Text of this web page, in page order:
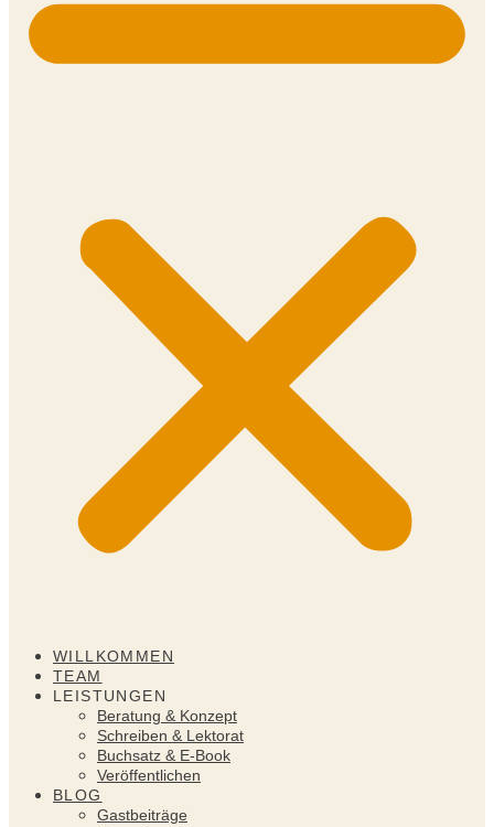
WILLKOMMEN
TEAM
LEISTUNGEN
Beratung & Konzept
Schreiben & Lektorat
Buchsatz & E-Book
Veröffentlichen
BLOG
Gastbeiträge